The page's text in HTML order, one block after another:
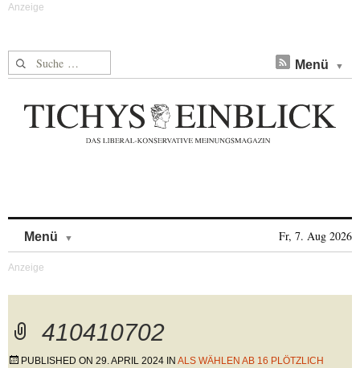
Suche nach: Menü
Menü Fr, 7. Aug 2026
410410702
PUBLISHED ON 29. APRIL 2024 IN ALS WÄHLEN AB 16 PLÖTZLICH